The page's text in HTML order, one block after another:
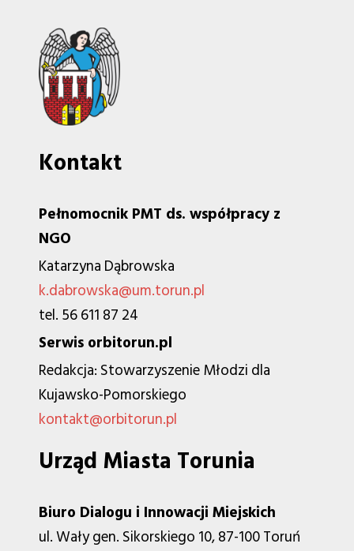
Kontakt
Pełnomocnik PMT ds. współpracy z
NGO
Katarzyna Dąbrowska
k.dabrowska@um.torun.pl
tel. 56 611 87 24
Serwis orbitorun.pl
Redakcja: Stowarzyszenie Młodzi dla
Kujawsko-Pomorskiego
kontakt@orbitorun.pl
Urząd Miasta Torunia
Biuro Dialogu i Innowacji Miejskich
ul. Wały gen. Sikorskiego 10, 87-100 Toruń